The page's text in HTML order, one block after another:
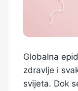
Globalna
zdravlje i
svijeta. Dok